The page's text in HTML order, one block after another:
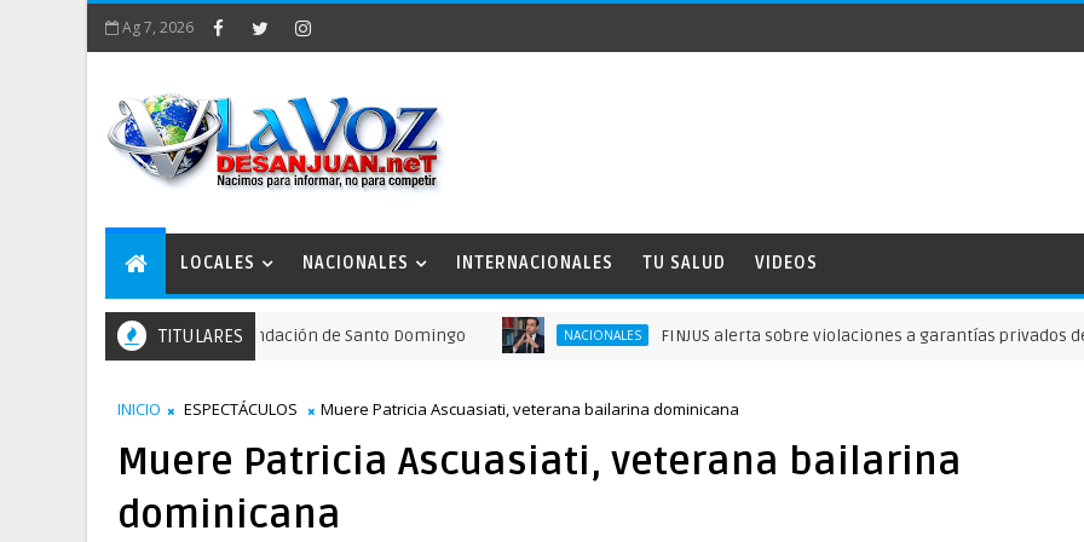
Ag 7, 2026
LOCALES NACIONALES INTERNACIONALES TU SALUD VIDEOS
TITULARES
para recordar la fundación de Santo Domingo NACIONALES FINJUS alerta sobre violaciones a garantías privados delibertad
INICIO ESPECTÁCULOS Muere Patricia Ascuasiati, veterana bailarina dominicana
Muere Patricia Ascuasiati, veterana bailarina
dominicana